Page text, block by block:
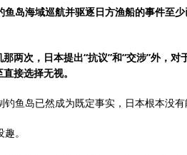
岛海域巡航并驱逐日方渔船的事件至
两次，日本提出“抗议”和“交涉”外，
接选择无视。
鱼岛已然成为既定事实，日本根本没有
。